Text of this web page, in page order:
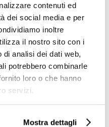
contenuti ed
dei social media e per
inoltre
il nostro sito con i
analisi dei dati web,
potrebbero combinarle
loro o che hanno
servizi.
Mostra dettagli